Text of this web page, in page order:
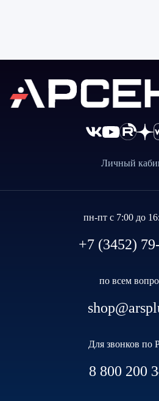
Личный
пн-пт с 7:00 до
+7 (3452)
по всем
Для звонков по
8 800 200